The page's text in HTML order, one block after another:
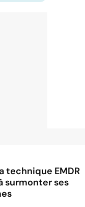
technique EMDR
surmonter ses